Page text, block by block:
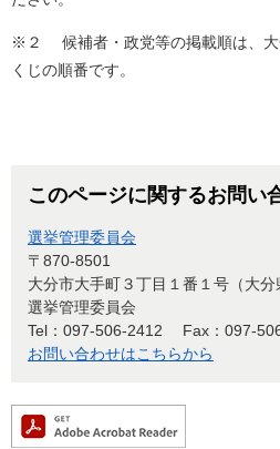
※２ 候補者・政党等の掲載順は、大
くじの順番です。
このページに関するお問い
選挙管理委員会
〒870-8501
大分市大手町３丁目１番１号（大分
選挙管理委員会
Tel：097-506-2412
Fax：097-
お問い合わせはこちらから